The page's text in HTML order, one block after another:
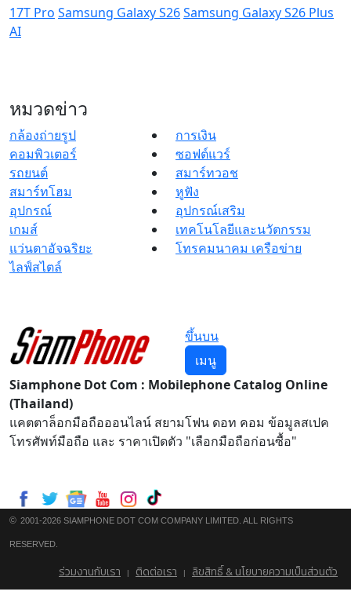
17T Pro Samsung Galaxy S26Samsung Galaxy S26 Plus
AI
หมวดข่าว
กล้องถ่ายรูป
การเงิน
คอมพิวเตอร์
ซอฟต์แวร์
รถยนต์
สมาร์ทวอช
สมาร์ทโฮม
หูฟัง
อุปกรณ์
อุปกรณ์เสริม
เกมส์
เทคโนโลยีและนวัตกรรม
แว่นตาอัจฉริยะ
โทรคมนาคม เครือข่าย
ไลฟ์สไตล์
ขึ้นบน
เมนู
Siamphone Dot Com : Mobilephone Catalog Online
(Thailand)
แคตตาล็อกมือถือออนไลน์ สยามโฟน ดอท คอม ข้อมูลสเปค
โทรศัพท์มือถือ และ ราคาเปิดตัว "เลือกมือถือก่อนซื้อ"
© 2001-2026 SIAMPHONE DOT COM COMPANY LIMITED. ALL RIGHTS
RESERVED.
ร่วมงานกับเรา | ติดต่อเรา | ลิขสิทธิ์ & นโยบายความเป็นส่วนตัว